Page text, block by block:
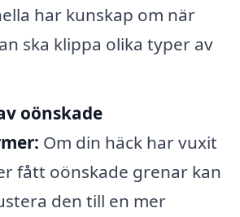
har kunskap om när
ska klippa olika typer av
oönskade
Om din häck har vuxit
fått oönskade grenar kan
den till en mer